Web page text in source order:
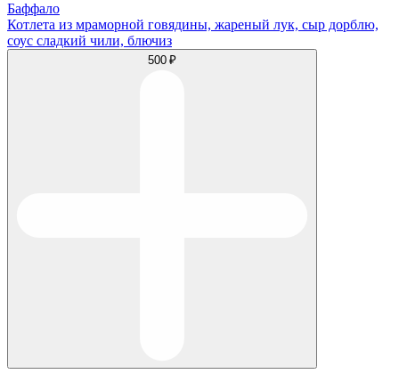
Баффало
Котлета из мраморной говядины, жареный лук, сыр дорблю,
соус сладкий чили, блючиз
500 ₽